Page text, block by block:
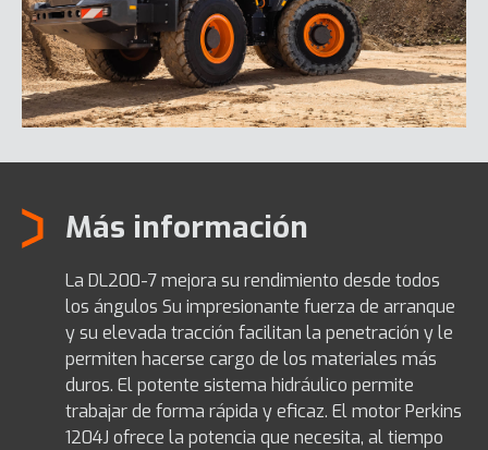
Más información
La DL200-7 mejora su rendimiento desde todos
los ángulos Su impresionante fuerza de arranque
y su elevada tracción facilitan la penetración y le
permiten hacerse cargo de los materiales más
duros. El potente sistema hidráulico permite
trabajar de forma rápida y eficaz. El motor Perkins
1204J ofrece la potencia que necesita, al tiempo